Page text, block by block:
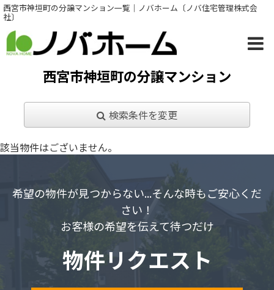
西宮市神垣町の分譲マンション一覧｜ノバホーム〔ノバ住宅管理株式会
社〕
西宮市神垣町の分譲マンション
検索条件を変更
該当物件はございません。
希望の物件が見つからない...そんな時もご安心くだ
さい！
お客様の希望を伝えて待つだけ
物件リクエスト